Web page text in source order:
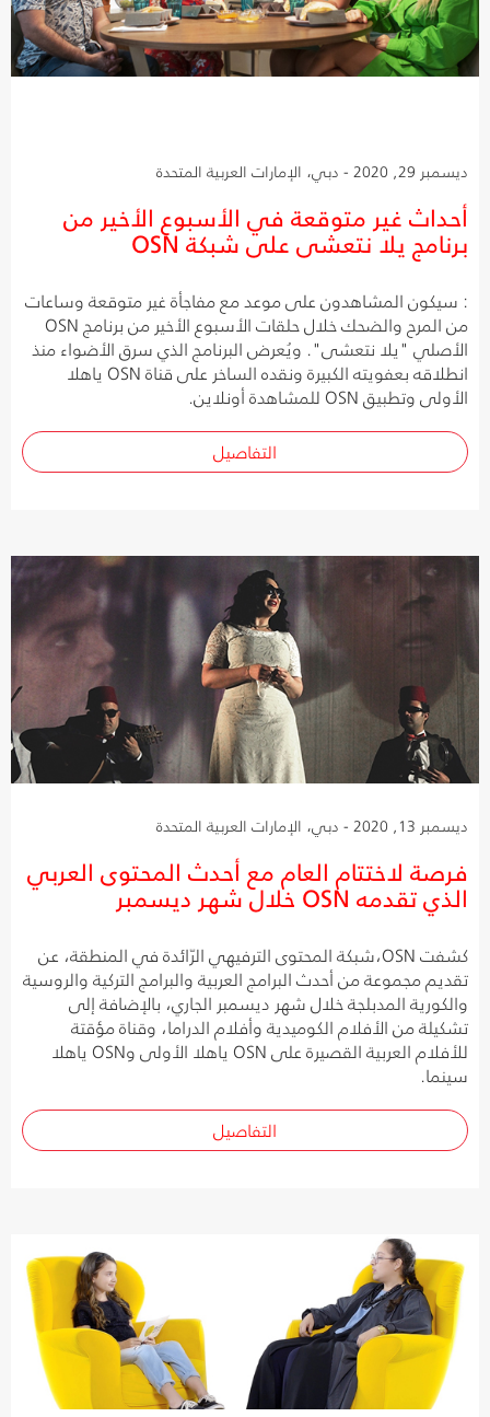
ديسمبر 29, 2020 - دبي، الإمارات العربية المتحدة
أحداث غير متوقعة في الأسبوع الأخير من
برنامج يلا نتعشى على شبكة OSN
: سيكون المشاهدون على موعد مع مفاجأة غير متوقعة وساعات
من المرح والضحك خلال حلقات الأسبوع الأخير من برنامج OSN
الأصلي "يلا نتعشى". ويُعرض البرنامج الذي سرق الأضواء منذ
انطلاقه بعفويته الكبيرة ونقده الساخر على قناة OSN ياهلا
الأولى وتطبيق OSN للمشاهدة أونلاين.
التفاصيل
ديسمبر 13, 2020 - دبي، الإمارات العربية المتحدة
فرصة لاختتام العام مع أحدث المحتوى العربي
الذي تقدمه OSN خلال شهر ديسمبر
كشفت OSN،شبكة المحتوى الترفيهي الرّائدة في المنطقة، عن
تقديم مجموعة من أحدث البرامج العربية والبرامج التركية والروسية
والكورية المدبلجة خلال شهر ديسمبر الجاري، بالإضافة إلى
تشكيلة من الأفلام الكوميدية وأفلام الدراما، وقناة مؤقتة
للأفلام العربية القصيرة على OSN ياهلا الأولى وOSN ياهلا
سينما.
التفاصيل